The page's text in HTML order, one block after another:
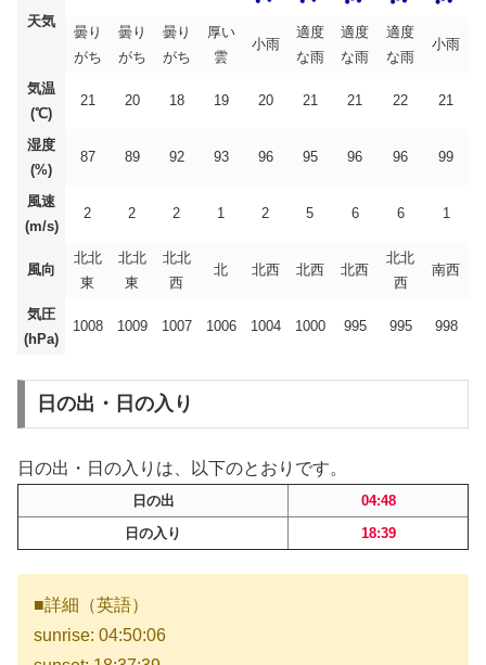
天気
曇り
がち
曇り
がち
曇り
がち
厚い
雲
小雨
適度
な雨
適度
な雨
適度
な雨
小雨
気温
(℃)
21 20 18 19 20 21 21 22 21
湿度
(%)
87 89 92 93 96 95 96 96 99
風速
(m/s)
2 2 2 1 2 5 6 6 1
風向
北北
東
北北
東
北北
西
北 北西 北西 北西
北北
西
南西
気圧
(hPa)
1008 1009 1007 1006 1004 1000 995 995 998
日の出・日の入り
日の出・日の入りは、以下のとおりです。
日の出
04:48
日の入り
18:39
■詳細（英語）
sunrise: 04:50:06